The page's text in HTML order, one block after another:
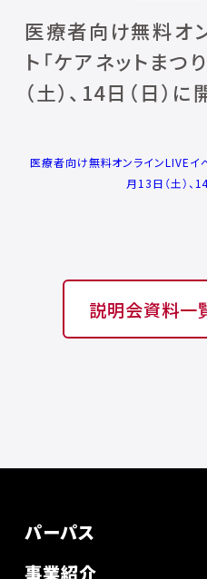
医療者向け無料オ
ト「ケアネットまつ
（⼟）、14⽇（⽇）に
医療者向け無料オンラインLIVEイ
⽉13⽇（⼟）、
説明会資料一
パーパス
事業紹介